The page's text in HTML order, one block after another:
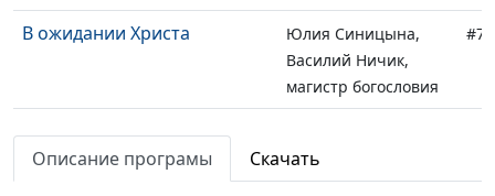
В ожидании Христа
Юлия Синицына,
Василий Ничик,
магистр богословия
Величайшее покушение на
Царя
Василий Ничик,
магистр богословия
Описание програмы Скачать